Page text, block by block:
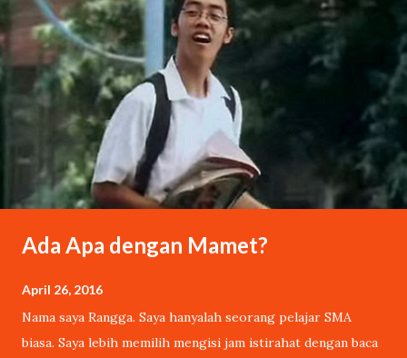
Ada Apa dengan Mamet?
April 26, 2016
Nama saya Rangga. Saya hanyalah seorang pelajar SMA
biasa. Saya lebih memilih mengisi jam istirahat dengan baca